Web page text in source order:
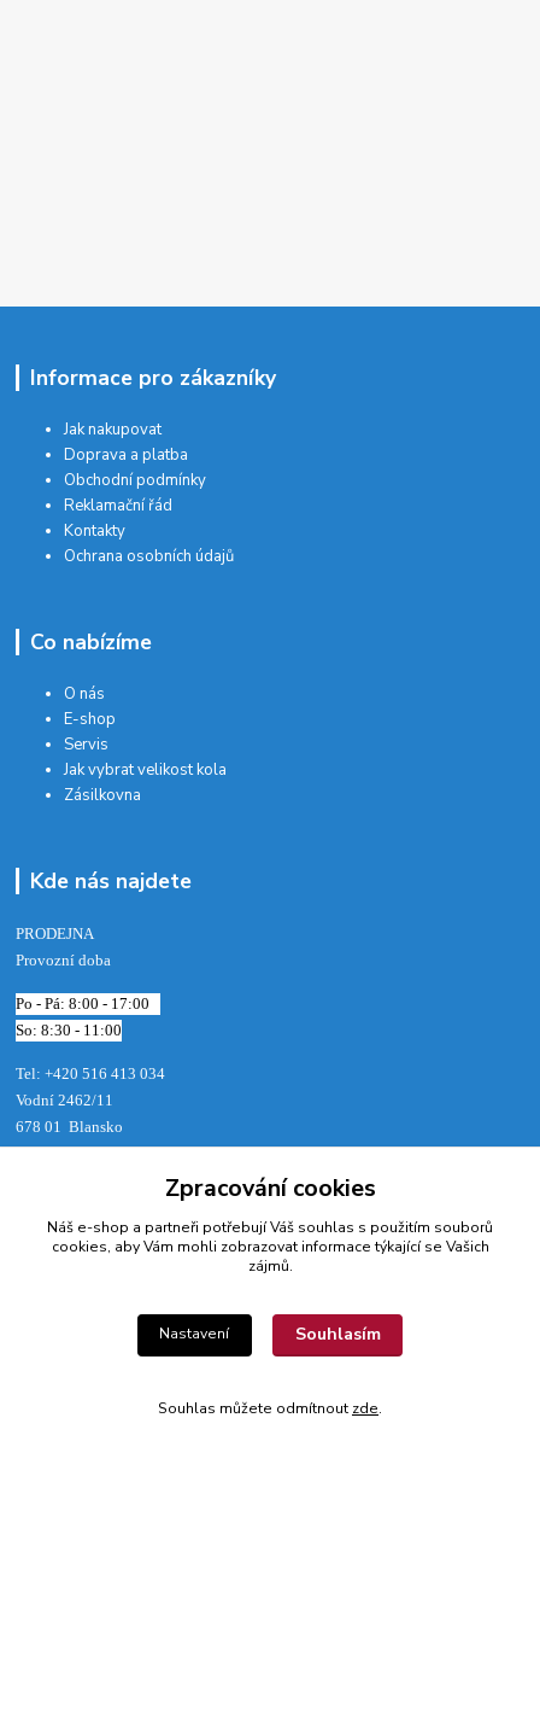
Informace pro zákazníky
Jak nakupovat
Doprava a platba
Obchodní podmínky
Reklamační řád
Kontakty
Ochrana osobních údajů
Co nabízíme
O nás
E-shop
Servis
Jak vybrat velikost kola
Zásilkovna
Kde nás najdete
PRODEJNA
Provozní doba
Po - Pá: 8:00 - 17:00
So: 8:30 - 11:00
Tel: +420 516 413 034‬
Vodní 2462/11
678 01 Blansko
​Provozovatel: Radek Šinkora, Vodní 2462/11, 678 01 Blansko, IČ:
49472135
Radek Šinkora
Zpracování cookies
Náš e-shop a partneři potřebují Váš souhlas s použitím souborů
cookies, aby Vám mohli zobrazovat informace týkající se Vašich
zájmů.
Nastavení Souhlasím
Souhlas můžete odmítnout zde.